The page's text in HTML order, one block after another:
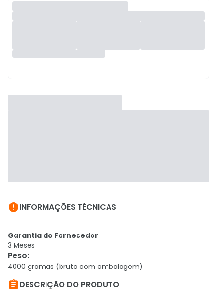
INFORMAÇÕES TÉCNICAS
Garantia do Fornecedor
3 Meses
Peso:
4000 gramas (bruto com embalagem)
DESCRIÇÃO DO PRODUTO